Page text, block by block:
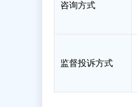
咨询方式
监督投诉方式